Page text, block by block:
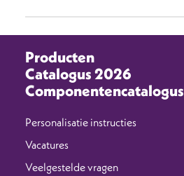
Producten
Catalogus 2026
Componentencatalogus
Personalisatie instructies
Vacatures
Veelgestelde vragen